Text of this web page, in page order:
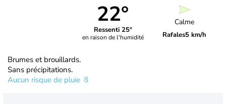
22°
Ressenti 25°
en raison de l'humidité
Calme
Rafales5 km/h
Brumes et brouillards.
Sans précipitations.
Aucun risque de pluie